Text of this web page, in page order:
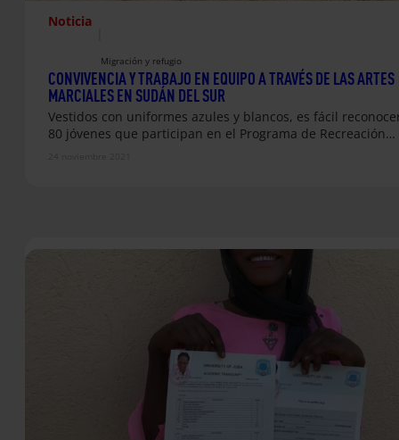
Noticia
Migración y refugio
CONVIVENCIA Y TRABAJO EN EQUIPO A TRAVÉS DE LAS ARTES
MARCIALES EN SUDÁN DEL SUR
Vestidos con uniformes azules y blancos, es fácil
80 jóvenes que participan en el Programa de Recreación…